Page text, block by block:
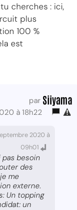
cherches : ici,
plus
100 %
est
par Siiyama
à 18h22
2020 à
09h01
pas besoin
des
me
externe.
Un topping
un